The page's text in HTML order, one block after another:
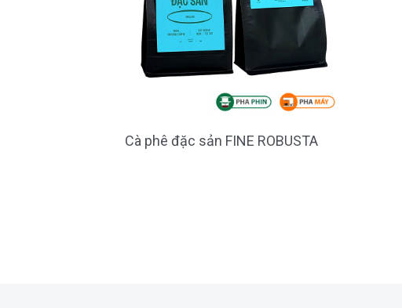
Cà phê đặc sản FINE ROBUSTA